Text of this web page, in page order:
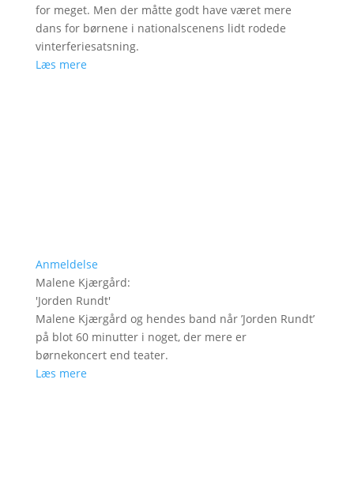
for meget. Men der måtte godt have været mere
dans for børnene i nationalscenens lidt rodede
vinterferiesatsning.
Læs mere
Anmeldelse
Malene Kjærgård:
'Jorden Rundt'
Malene Kjærgård og hendes band når ’Jorden Rundt’
på blot 60 minutter i noget, der mere er
børnekoncert end teater.
Læs mere